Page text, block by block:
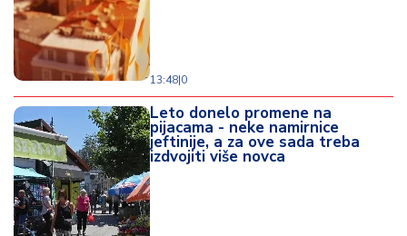
13:48|0
Leto donelo promene na
pijacama - neke namirnice
jeftinije, a za ove sada treba
izdvojiti više novca